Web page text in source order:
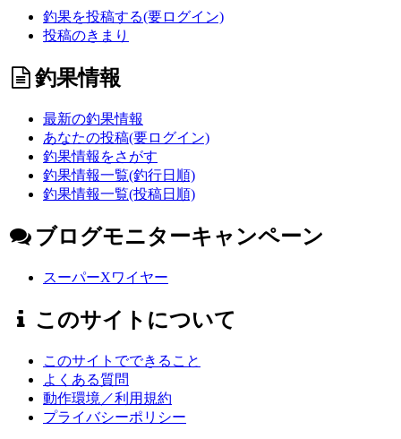
釣果を投稿する(要ログイン)
投稿のきまり
釣果情報
最新の釣果情報
あなたの投稿(要ログイン)
釣果情報をさがす
釣果情報一覧(釣行日順)
釣果情報一覧(投稿日順)
ブログモニターキャンペーン
スーパーXワイヤー
このサイトについて
このサイトでできること
よくある質問
動作環境／利用規約
プライバシーポリシー